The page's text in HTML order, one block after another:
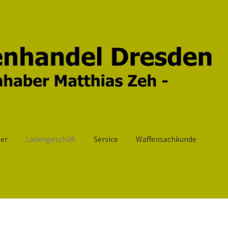
Ladengeschäft Service Waffensachkunde